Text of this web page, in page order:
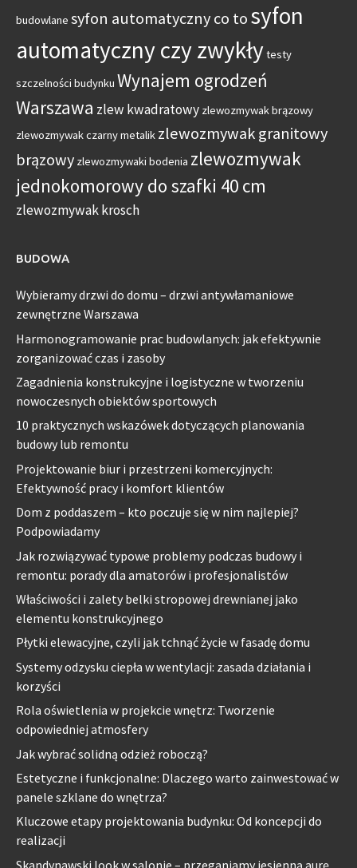
budowlane syfon automatyczny co tosyfon
automatyczny czy zwykłytesty
szczelności budynku Wynajem ogrodzeń
Warszawa zlew kwadratowy zlewozmywak brązowy
zlewozmywak czarny metalik zlewozmywak granitowy
brązowy zlewozmywaki bodenia zlewozmywak
jednokomorowy do szafki 40 cm
zlewozmywak krosch
BUDOWA
Wybieramy drzwi do domu – drzwi antywłamaniowe
zewnętrzne Warszawa
Harmonogramowanie prac budowlanych: jak efektywnie
zorganizować czas i zasoby
Zagadnienia konstrukcyjne i logistyczne w tworzeniu
nowoczesnych obiektów sportowych
10 praktycznych wskazówek dotyczących planowania
budowy lub remontu
Projektowanie biur i przestrzeni komercyjnych:
Efektywność pracy i komfort klientów
Dom z poddaszem – kto poczuje się w nim najlepiej?
Podpowiadamy
Jak rozwiązywać typowe problemy podczas budowy i
remontu: porady dla amatorów i profesjonalistów
Właściwości i zalety belki stropowej drewnianej jako
elementu konstrukcyjnego
Płytki elewacyjne, czyli jak tchnąć życie w fasadę domu
Systemy odzysku ciepła w wentylacji: zasada działania i
korzyści
Rola oświetlenia w projekcie wnętrz: Tworzenie
odpowiedniej atmosfery
Jak wybrać solidną odzież roboczą?
Estetyczne i funkcjonalne: Dlaczego warto zainwestować w
panele szklane do wnętrza?
Kluczowe etapy projektowania budynku: Od koncepcji do
realizacji
Skandynawski look w salonie – przeganiamy jesienną aurę